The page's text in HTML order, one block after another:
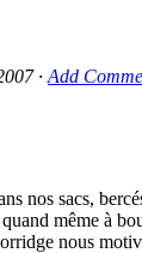
· Add
nos sacs,
même à
nous